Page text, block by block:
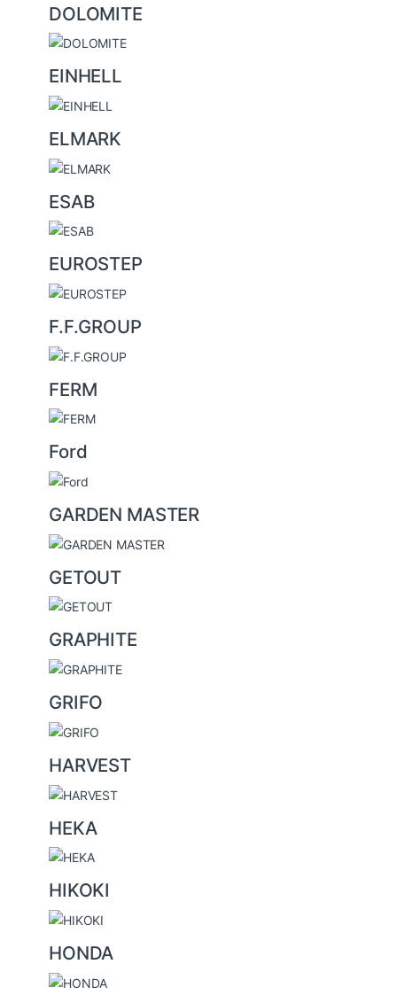
DOLOMITE
EINHELL
ELMARK
ESAB
EUROSTEP
F.F.GROUP
FERM
Ford
GARDEN MASTER
GETOUT
GRAPHITE
GRIFO
HARVEST
HEKA
HIKOKI
HONDA